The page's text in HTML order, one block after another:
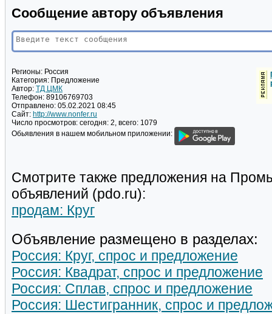
Сообщение автору объявления
Регионы: Россия
Категория: Предложение
Автор: ТД ЦМК
Телефон: 89106769703
Отправлено: 05.02.2021 08:45
Сайт: http://www.nonfer.ru
Число просмотров: сегодня: 2, всего: 1079
Обьявления в нашем мобильном приложении:
Смотрите также предложения на
объявлений (pdo.ru):
продам: Круг
Объявление размещено в разделах:
Россия: Круг, спрос и предложение
Россия: Квадрат, спрос и предложение
Россия: Сплав, спрос и предложение
Россия: Шестигранник, спрос и